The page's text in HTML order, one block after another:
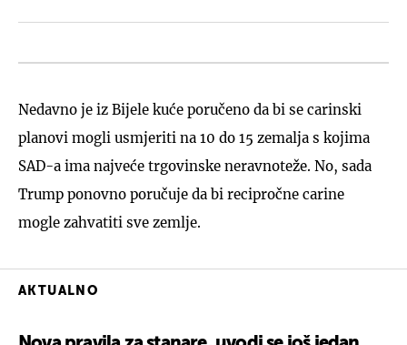
Nedavno je iz Bijele kuće poručeno da bi se carinski
planovi mogli usmjeriti na 10 do 15 zemalja s kojima
SAD-a ima najveće trgovinske neravnoteže. No, sada
Trump ponovno poručuje da bi recipročne carine
mogle zahvatiti sve zemlje.
AKTUALNO